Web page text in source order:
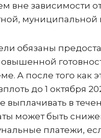
вне зависимости
муниципальной
обязаны
А после того как
до 1 октября
выплачивать в
может быть
платежи,